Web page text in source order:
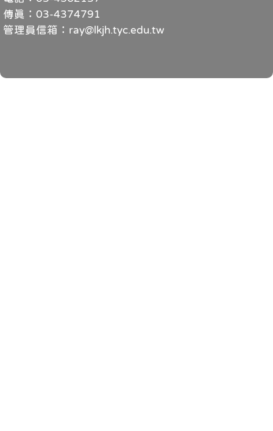
傳真：03-4374791
管理員信箱：ray@lkjh.tyc.edu.tw